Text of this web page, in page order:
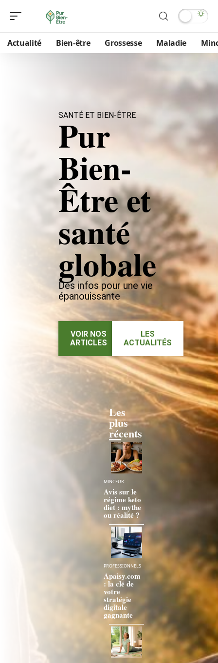
Actualité Bien-être Grossesse Maladie
SANTÉ ET BIEN-ÊTRE
Pur
Bien-
Être et
santé
globale
Des infos pour une vie
épanouissante
VOIR NOS
ARTICLES
LES
ACTUALITÉS
Les
plus
récents
MINCEUR
Avis sur le
régime keto
diet : mythe
ou réalité ?
PROFESSIONNELS
Apaisy.com
: la clé de
votre
stratégie
digitale
gagnante